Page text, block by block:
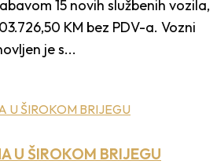
15 novih službenih vozila,
KM bez PDV-a. Vozni
je s...
U ŠIROKOM BRIJEGU